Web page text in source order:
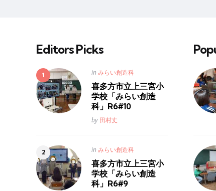
Editors Picks
Posted
in
in みらい創造科
喜多方市立上三宮小
学校「みらい創造
科」R6#10
Posted
by 田村丈
Posted
in
in みらい創造科
喜多方市立上三宮小
学校「みらい創造
科」R6#9